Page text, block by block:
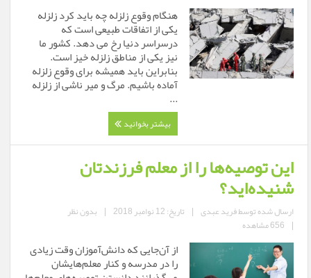
هنگام وقوع زلزله چه باید کرد زلزله
یکی از اتفاقات طبیعی است که
درسراسر دنیا رخ می دهد. کشور ما
نیز یکی از مناطق زلزله خیز است.
بنابراین باید همیشه برای وقوع زلزله
آماده باشیم. مرگ و میر ناشی از زلزله
...
بیشتر بخوانید
این توصیه‌ها را از معلم فرزندتان
شنیده‌اید؟
ارسال شده توسطفرید عبدی | تاریخ: 12 نوامبر 2018 | بدون نظر
| 656 مشاهده
از آن‌جایی که دانش‌آموزان وقت زیادی
را در مدرسه و کنار معلم‌هایشان